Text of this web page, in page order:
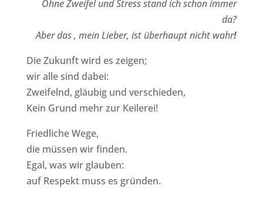
Ohne Zweifel und Stress stand ich schon immer
da?
Aber das , mein Lieber, ist überhaupt nicht wahr!
Die Zukunft wird es zeigen;
wir alle sind dabei:
Zweifelnd, gläubig und verschieden,
Kein Grund mehr zur Keilerei!
Friedliche Wege,
die müssen wir finden.
Egal, was wir glauben:
auf Respekt muss es gründen.